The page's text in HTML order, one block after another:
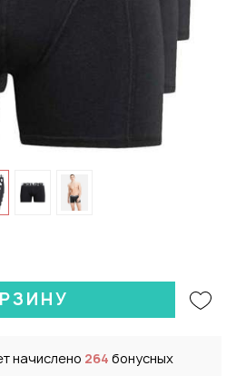
начислено 264 бонусных